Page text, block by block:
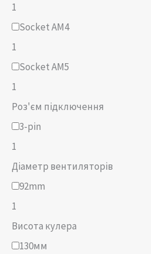
1
Socket AM4
1
Socket AM5
1
Роз'єм підключення
3-pin
1
Діаметр вентиляторів
92mm
1
Висота кулера
130мм